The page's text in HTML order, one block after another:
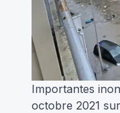
Importantes
octobre 2021